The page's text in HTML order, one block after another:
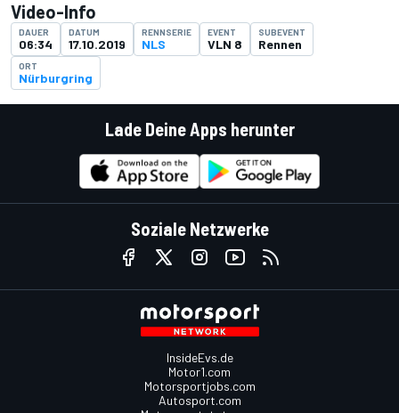
Video-Info
DAUER
06:34
DATUM
17.10.2019
RENNSERIE
NLS
EVENT
VLN 8
SUBEVENT
Rennen
ORT
Nürburgring
Lade Deine Apps herunter
Soziale Netzwerke
InsideEvs.de
Motor1.com
Motorsportjobs.com
Autosport.com